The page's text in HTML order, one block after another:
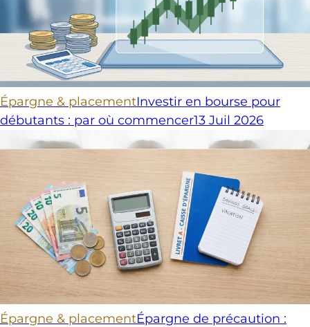
Épargne & placementInvestir en bourse pour
débutants : par où commencer13 Juil 2026
Épargne & placementÉpargne de précaution :